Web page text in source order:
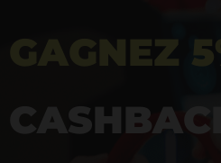
GAGNEZ